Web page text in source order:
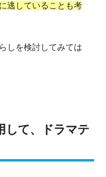
逃していることも考
しを検討してみては
して、ドラマテ